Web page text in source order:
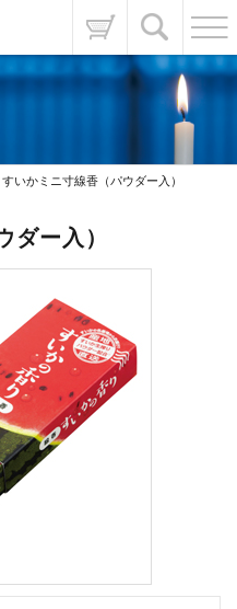
すいかミニ寸線香（パウダー入）
ダー入）